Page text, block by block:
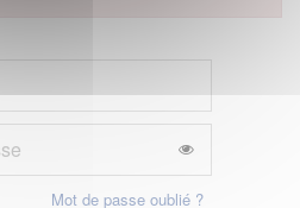
Mot de passe oublié ?